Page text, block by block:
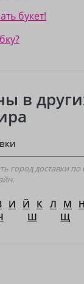
букет!
в
город доставки по
И Й К Л М Н
Ш Щ